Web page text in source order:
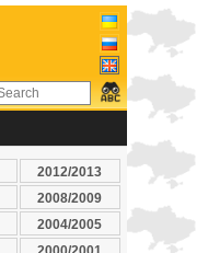
2012/2013
2008/2009
2004/2005
2000/2001